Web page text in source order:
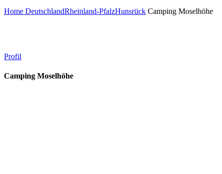
Home DeutschlandRheinland-PfalzHunsrück Camping Moselhöhe
Profil
Camping Moselhöhe